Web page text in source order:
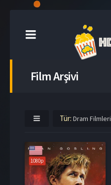
Film Arşivi
Tür: Dram Filmleri
1080p